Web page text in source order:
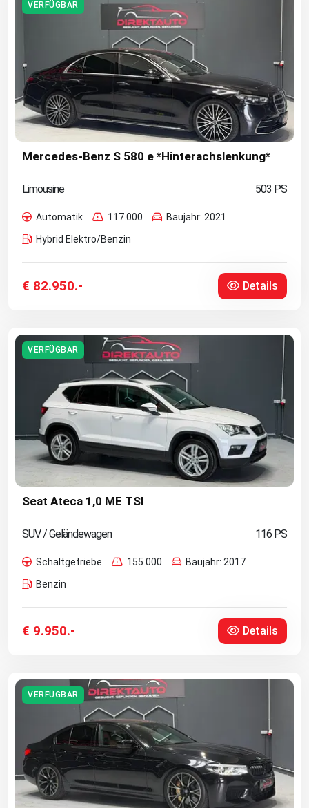
VERFÜGBAR
Mercedes-Benz S 580 e *Hinterachslenkung*
Limousine 503 PS
Automatik 117.000
Baujahr: 2021
Hybrid Elektro/Benzin
€ 82.950.- Details
VERFÜGBAR
Seat Ateca 1,0 ME TSI
SUV / Geländewagen 116 PS
Schaltgetriebe 155.000
Baujahr: 2017
Benzin
€ 9.950.- Details
VERFÜGBAR